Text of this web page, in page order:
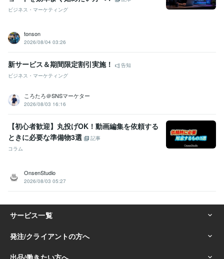
ビジネス・マーケティング
tonson
2026/08/04 03:26
新サービス＆期間限定割引実施！
告知
ビジネス・マーケティング
ころたろ＠SNSマーケター
2026/08/03 16:16
【初心者歓迎】丸投げOK！動画編集を依頼する
ときに必要な準備物3選
記事
コラム
OnsenStudio
2026/08/03 05:27